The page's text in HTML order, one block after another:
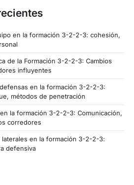
en la formación 3-2-2-3: cohesión,
de la Formación 3-2-2-3: Cambios
influyentes
en la formación 3-2-2-3:
métodos de penetración
la formación 3-2-2-3: Comunicación,
corredores
laterales en la formación 3-2-2-3:
defensiva